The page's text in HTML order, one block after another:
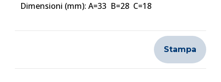
Dimensioni (mm): A=33 B=28 C=18
Stampa